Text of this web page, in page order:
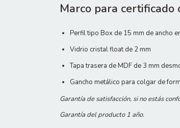
Marco para certificado
Perfil tipo Box de 15 mm de ancho
Vidrio cristal float de 2 mm
Tapa trasera de MDF de 3 mm
Gancho metálico para colgar de
Garantía de satisfacción, si no estás
Garantía del producto 1 año.